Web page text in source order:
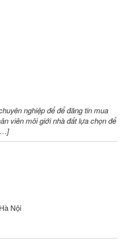
nghiệp để để đăng tin mua
viên môi giới nhà đất lựa chọn để
Website Lĩnh Vực Máy Chủ, Server – Hà Nội